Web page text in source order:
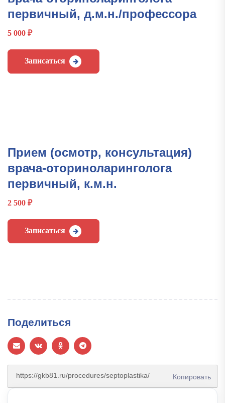
первичный, д.м.н./профессора
5 000 ₽
Записаться
Прием (осмотр, консультация)
врача-оториноларинголога
первичный, к.м.н.
2 500 ₽
Записаться
Поделиться
Копировать